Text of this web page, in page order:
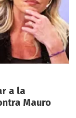
a la
Mauro